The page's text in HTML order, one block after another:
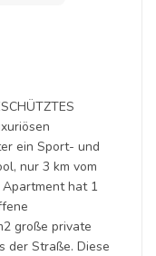
ein Sport- und
nur 3 km vom
hat 1
große private
der Straße. Diese